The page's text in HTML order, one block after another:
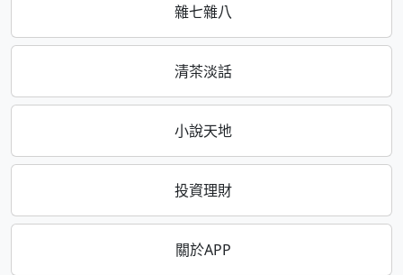
雜七雜八
清茶淡話
小說天地
投資理財
關於APP